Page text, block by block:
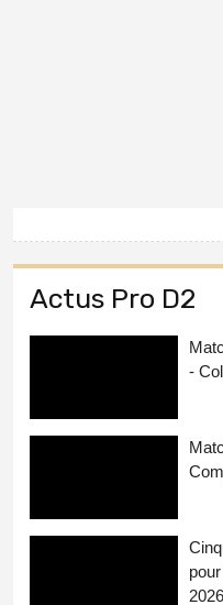
Actus Pro D2
-